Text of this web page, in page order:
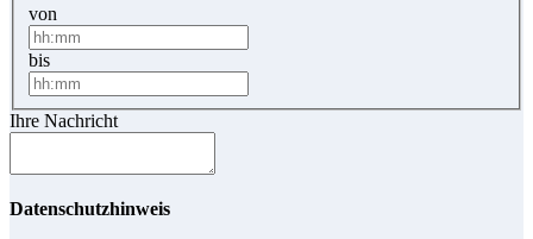
von
bis
Ihre Nachricht
Datenschutzhinweis